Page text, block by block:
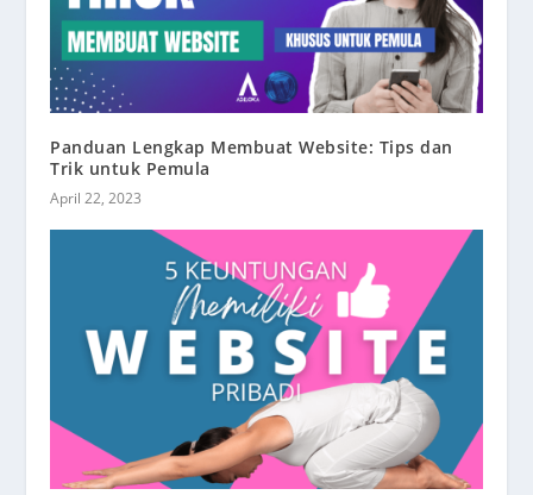
Panduan Lengkap Membuat Website: Tips dan
Trik untuk Pemula
April 22, 2023